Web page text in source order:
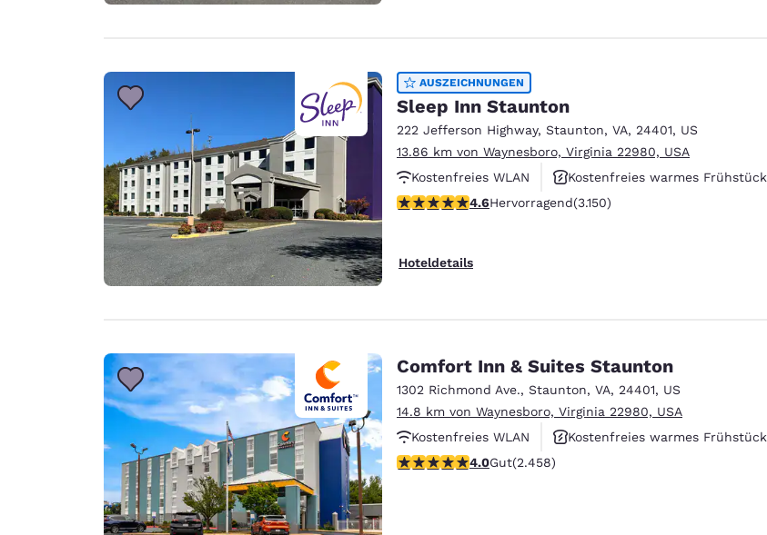
AUSZEICHNUNGEN
Sleep Inn Staunton
222 Jefferson Highway, Staunton, VA, 24401, US
13.86 km von Waynesboro, Virginia 22980, USA
Kostenfreies WLAN
Kostenfreies warmes Frühstück
Haustierfreundlich
4.57-Sterne-Bewertung. Hervorragend. 3150 Bewertungen
4.6Hervorragend(3.150)
Hoteldetails
Comfort Inn & Suites Staunton
1302 Richmond Ave., Staunton, VA, 24401, US
14.8 km von Waynesboro, Virginia 22980, USA
Kostenfreies WLAN
Kostenfreies warmes Frühstück
Haustierfreundlich
3.96-Sterne-Bewertung. Gut. 2458 Bewertungen
4.0Gut(2.458)